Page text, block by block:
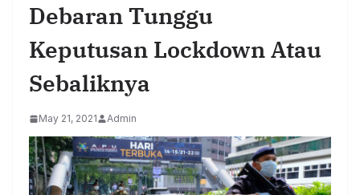
Debaran Tunggu
Keputusan Lockdown Atau
Sebaliknya
May 21, 2021 Admin